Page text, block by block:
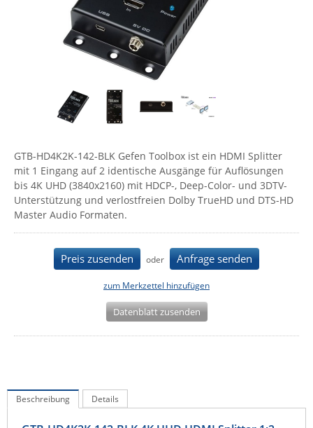
Energiemessung
Energieverteilung
IP, WLAN & GSM Sensorik
IoT - Internet of Things
IPC, Industrielle Netzwerktechnik & WLAN
Industrielle Netzwerktechnik / Kommunikation
Wi-Fi - WLAN - Wireless
Serverräume
RMA / Rücksendung / Support
Comet System
CompleTech
Contemporary Controls
Enginko - mcf88
Fokus Technologies
Gefen
Gude
High Sec Labs
Kramer Electronics
GTB-HD4K2K-142-BLK Gefen Toolbox ist ein HDMI Splitter
mit 1 Eingang auf 2 identische Ausgänge für Auflösungen
bis 4K UHD (3840x2160) mit HDCP-, Deep-Color- und 3DTV-
Unterstützung und verlostfreien Dolby TrueHD und DTS-HD
Master Audio Formaten.
Preis zusenden oder Anfrage senden
zum Merkzettel hinzufügen
Datenblatt zusenden
Beschreibung Details